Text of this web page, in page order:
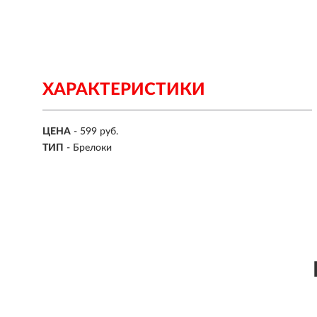
ХАРАКТЕРИСТИКИ
ЦЕНА - 599 руб.
ТИП - Брелоки